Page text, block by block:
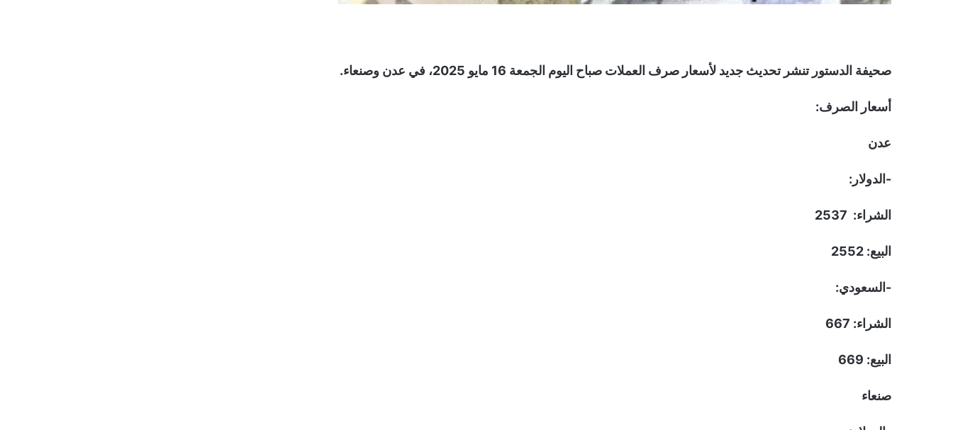
صحيفة الدستور تنشر تحديث جديد لأسعار صرف العملات صباح اليوم الجمعة 16 مايو 2025، في عدن وصنعاء.
أسعار الصرف:
عدن
-الدولار:
الشراء: 2537
البيع: 2552
-السعودي:
الشراء: 667
البيع: 669
صنعاء